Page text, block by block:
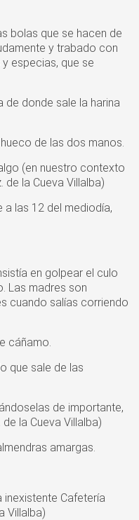
bolas que se hacen de
y trabado con
especias, que se
de donde sale la harina
de las dos manos.
(en nuestro contexto
de la Cueva Villalba)
a las 12 del mediodía,
en golpear el culo
Las madres son
cuando salías corriendo
cáñamo.
que sale de las
de importante,
la Cueva Villalba)
amargas.
inexistente Cafetería
Villalba)